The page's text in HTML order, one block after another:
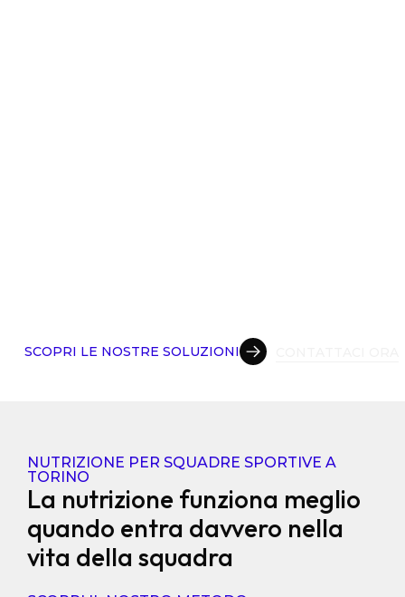
SCOPRI LE NOSTRE SOLUZIONI
NUTRIZIONE PER SQUADRE SPORTIVE A
TORINO
La nutrizione funziona meglio
quando entra davvero nella
vita della squadra